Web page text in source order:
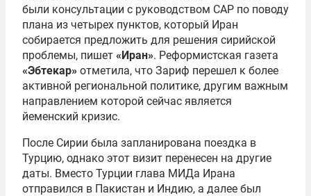
были консультации с руководством САР по поводу
плана из четырех пунктов, который Иран
собирается предложить для решения сирийской
проблемы, пишет «Иран». Реформистская газета
«Эбтекар» отметила, что Зариф перешел к более
активной региональной политике, другим важным
направлением которой сейчас является
йеменский кризис.
После Сирии была запланирована поездка в
Турцию, однако этот визит перенесен на другие
даты. Вместо Турции глава МИДа Ирана
отправился в Пакистан и Индию, а далее был